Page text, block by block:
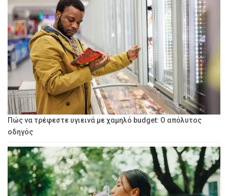
Πώς να τρέφεστε υγιεινά με χαμηλό budget: Ο απόλυτος
οδηγός